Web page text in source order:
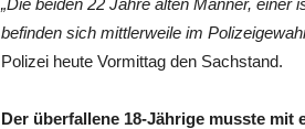
„Die beiden 22 Jahre alten Männer,
befinden sich mittlerweile im
Polizei heute Vormittag den Sachstand.
Der überfallene 18-Jährige musste